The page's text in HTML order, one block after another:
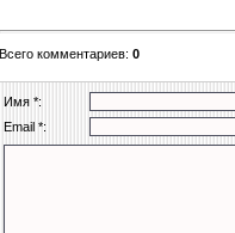
Всего комментариев: 0
Имя *:
Email *: